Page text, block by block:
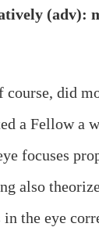
(adv):
course, did
a Fellow a
focuses
also
in the eye